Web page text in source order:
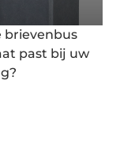
brievenbus
past bij uw